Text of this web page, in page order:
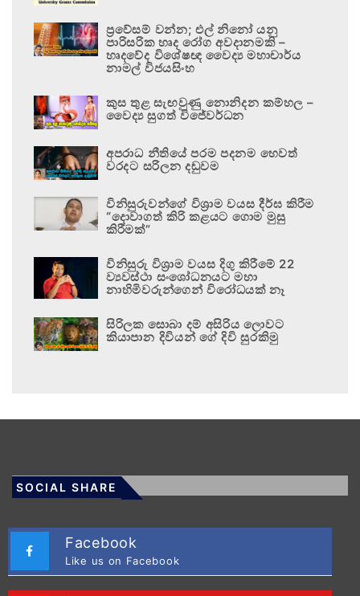
ප්‍රවේසම් වන්න; එල් නිනෝ යනු
පාරිසරික හෘද රෝග අවදානමකි –
හෘදවේද විශේෂඥ වෛද්‍ය මහාචාර්ය
නාමල් විජයසිංහ
කුස තුළ සැඟවුණු නොනිදන කම්හල –
වෛද්‍ය සුගත් විජේවර්ධන
අපරාධ නීතියේ පරම පදනම හෙවත්
වරදට සරිලන දඬුවම
විනිසුරුවන්ගේ විශ්‍රාම වයස දීර්ඝ කිරීම
“දොවාගත් කිරි කළයට ගොම මුසු
කිරීමක්”
විනිසුරු විශ්‍රාම වයස දිගු කිරීමේ 22
ව්‍යවස්ථා සංශෝධනයට මහා
නාහිමිවරුන්ගෙන් විරෝධයක් නෑ
සිරිලක සොබා දම් අසිරිය ලොවට
කියාපාන දිවියන් ගේ දිවි සුරකිමු
SOCIAL SHARE
Facebook
Like us on Facebook